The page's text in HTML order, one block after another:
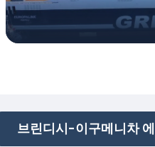
브린디시-이구메니차